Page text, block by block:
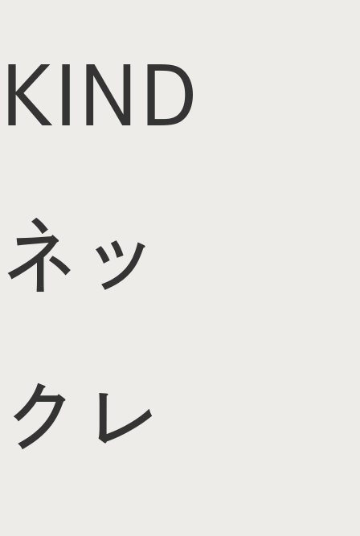
KIND
ネッ
クレ